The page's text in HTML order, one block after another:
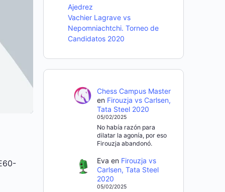
Ajedrez
Vachier Lagrave vs
Nepomniachtchi. Torneo de
Candidatos 2020
Chess Campus Master
en Firouzja vs Carlsen,
Tata Steel 2020
05/02/2025
No había razón para
dilatar la agonía, por eso
Firouzja abandonó.
Eva en Firouzja vs
Carlsen, Tata Steel
2020
05/02/2025